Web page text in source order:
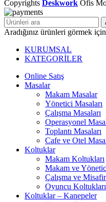
Copyrights Deskwork Ofis
Aradığınız ürünleri görmek
KURUMSAL
KATEGORİLER
Online Satış
Masalar
Makam Masalar
Yönetici Masaları
Çalışma Masaları
Operasyonel
Toplantı Masaları
Cafe ve Otel
Koltuklar
Makam Koltukları
Makam ve
Çalışma ve
Oyuncu Koltukları
Koltuklar – Kanepeler